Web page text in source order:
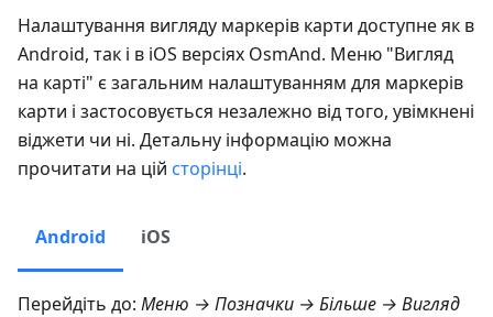
Налаштування вигляду маркерів карти доступне як в
Android, так і в iOS версіях OsmAnd. Меню "Вигляд
на карті" є загальним налаштуванням для маркерів
карти і застосовується незалежно від того, увімкнені
віджети чи ні. Детальну інформацію можна
прочитати на цій сторінці.
Android iOS
Перейдіть до: Меню → Позначки → Більше → Вигляд